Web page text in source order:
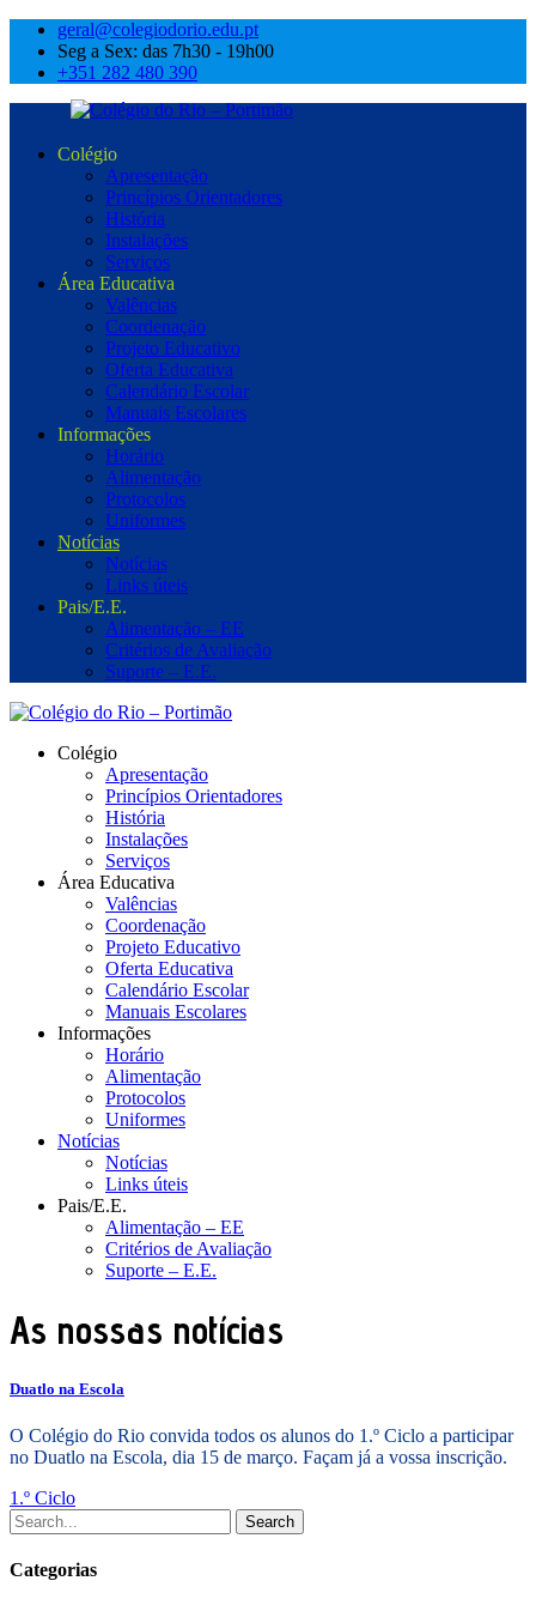
geral@colegiodorio.edu.pt
Seg a Sex: das 7h30 - 19h00
+351 282 480 390
Colégio
Apresentação
Princípios Orientadores
História
Instalações
Serviços
Área Educativa
Valências
Coordenação
Projeto Educativo
Oferta Educativa
Calendário Escolar
Manuais Escolares
Informações
Horário
Alimentação
Protocolos
Uniformes
Notícias
Notícias
Links úteis
Pais/E.E.
Alimentação – EE
Critérios de Avaliação
Suporte – E.E.
Colégio
Apresentação
Princípios Orientadores
História
Instalações
Serviços
Área Educativa
Valências
Coordenação
Projeto Educativo
Oferta Educativa
Calendário Escolar
Manuais Escolares
Informações
Horário
Alimentação
Protocolos
Uniformes
Notícias
Notícias
Links úteis
Pais/E.E.
Alimentação – EE
Critérios de Avaliação
Suporte – E.E.
As nossas notícias
Duatlo na Escola
O Colégio do Rio convida todos os alunos do 1.º Ciclo a participar
no Duatlo na Escola, dia 15 de março. Façam já a vossa inscrição.
1.º Ciclo
Search
Categorias